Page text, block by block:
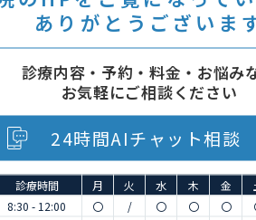
プラント周囲炎につい
2019
ありがとうございま
診療内容・予約・料金・お悩み
お気軽にご相談ください
24時間AIチャット相談
診療時間 月 火 水 木 金
8:30 - 12:00
〇 / 〇 〇 〇